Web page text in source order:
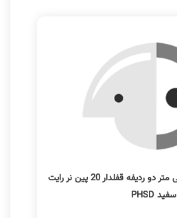
کانکتور مینیاتوری 2 میلی متر دو ردیفه قفلدار 20 پین نر رایت
سفید PHSD